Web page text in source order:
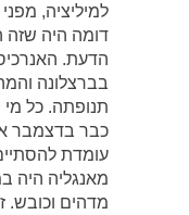
למיליציה,
דומה היה
הדעת.
בברצלונה
תנופתה. כל
כבר בדצמבר
עומדת
מאנגליה היה
מדהים וכובש.